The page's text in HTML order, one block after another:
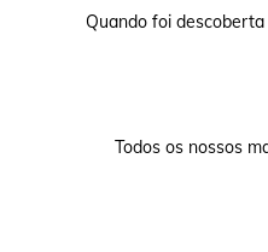
Quando foi descoberta
Todos os nossos